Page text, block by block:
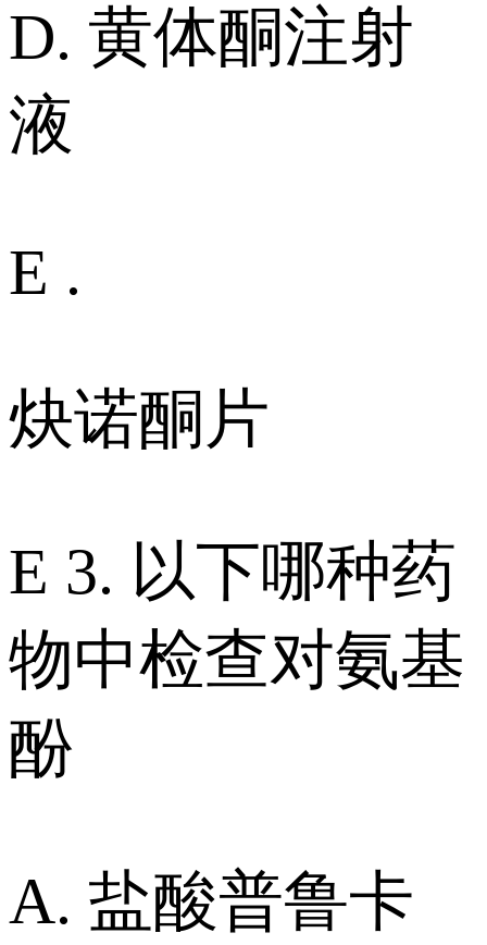
D. 黄体酮注射
液
E .
炔诺酮片
E 3. 以下哪种药
物中检查对氨基
酚
A. 盐酸普鲁卡